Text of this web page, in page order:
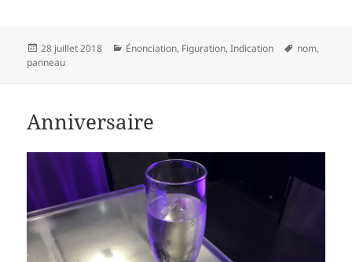
Publié
le
28 juillet 2018 Catégories
Énonciation, Figuration,Indication
Mots-
nom,
panneau
Anniversaire